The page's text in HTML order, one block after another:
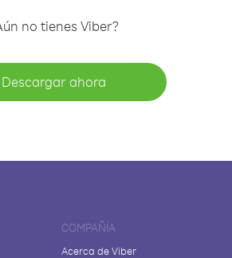
no tienes Viber?
Descargar ahora
COMPAÑÍA
Acerca de Viber